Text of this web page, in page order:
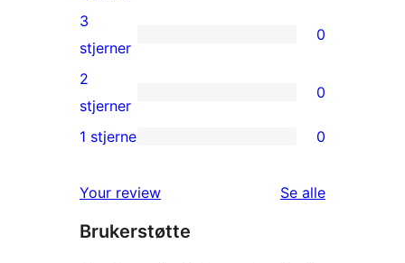
reviews
4-
star
reviews
0
3-
star
reviews
3
stjerner
0
0
2-
reviews
2
stjerner
0
star
reviews
1 stjerne 0
Your review Se alleomtalene
Brukerstøtte